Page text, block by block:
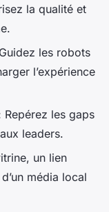
la qualité et
les robots
l’expérience
Repérez les gaps
leaders.
un lien
média local